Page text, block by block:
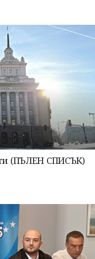
(ПЪЛЕН СПИСЪК)